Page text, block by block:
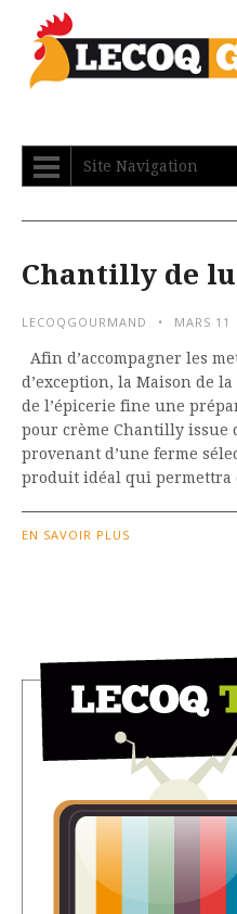
Site Navigation
Chantilly de
LECOQGOURMAND MARS 11
Afin d’accompagner les
d’exception, la Maison de
de l’épicerie fine une
pour crème Chantilly issue
provenant d’une ferme
produit idéal qui permettra
EN SAVOIR PLUS